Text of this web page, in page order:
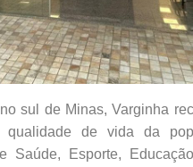
sul de Minas, Varginha
de vida da
Saúde, Esporte,